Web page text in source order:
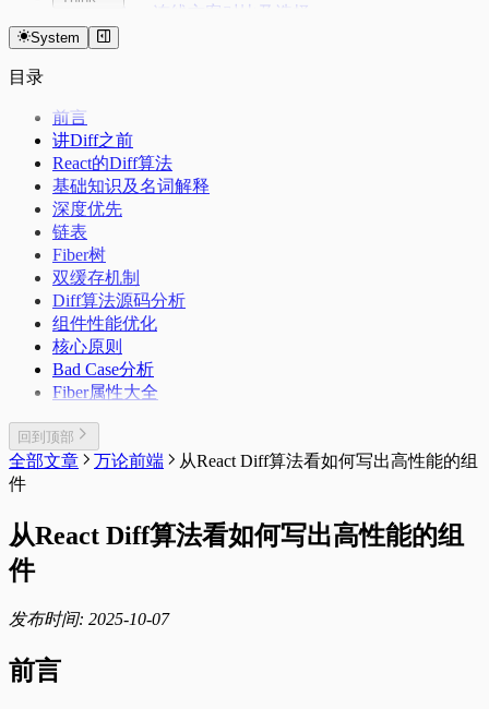
Cesium 连线方案对比及选择
25年2月：国产AI代码编辑器Trae: 前端开发和AI展
入VsCode
25年8月：又过去一年,从AG-UI协议看未来前端的
变化
25年12月：这波AI狂潮下我看到的行业变化
26年3月：AI编程进入全新的HarnessCoding时代
System
目录
前言
讲Diff之前
React的Diff算法
基础知识及名词解释
深度优先
链表
Fiber树
双缓存机制
Diff算法源码分析
组件性能优化
核心原则
Bad Case分析
Fiber属性大全
回到顶部
全部文章 万论前端
从React Diff算法看如何写出高性能的组
件
从React Diff算法看如何写出高性能的组
件
发布时间: 2025-10-07
前言